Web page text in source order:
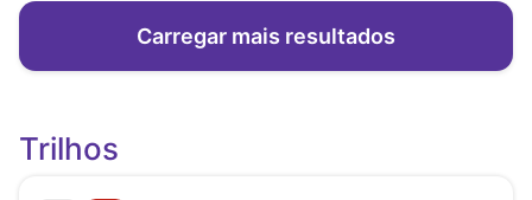
Carregar mais resultados
Trilhos